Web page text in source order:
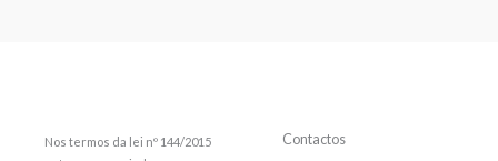
Nos termos da lei nº 144/2015
Contactos